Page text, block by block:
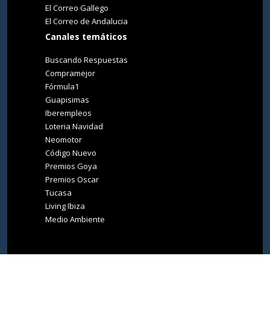
El Correo Gallego
El Correo de Andalucia
Canales temáticos
Buscando Respuestas
Compramejor
Fórmula1
Guapisimas
Iberempleos
Loteria Navidad
Neomotor
Código Nuevo
Premios Goya
Premios Oscar
Tucasa
Living Ibiza
Medio Ambiente